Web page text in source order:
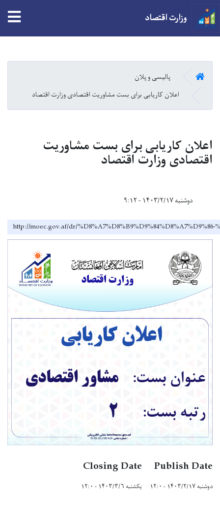
وزارت اقتصاد
صفحه اصلیپالیسی و پلان
اعلان کاریابی برای بست مشاوریت اقتصادی وزارت اقتصاد
اعلان کاریابی برای بست مشاوریت
اقتصادی وزارت اقتصاد
دوشنبه ۱۴۰۳/۲/۱۷ - ۹:۱۲
http://moec.gov.af/dr/
Publish Date
دوشنبه ۱۴۰۳/۲/۱۷ - ۱۲:۰
Closing Date
یکشنبه ۱۴۰۳/۳/۶ - ۱۲:۰